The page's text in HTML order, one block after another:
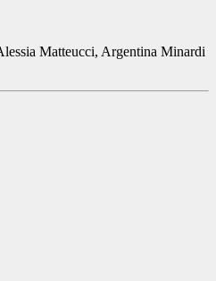
Matteucci, Argentina Minardi